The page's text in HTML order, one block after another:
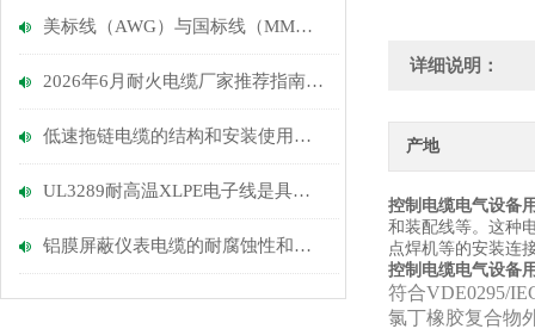
美标线（AWG）与国标线（MM）的换算
2026年6月耐火电缆厂家推荐指南：建筑上耐火电缆，IEC电力电缆，低烟无卤电缆公司优选！
低速拖链电缆的结构和安装使用要求了解一下
UL3289耐高温XLPE电子线是具有出色性能的电线材料
铝膜屏蔽仪表电缆的耐腐蚀性和环境适应能力
详细说明：
产地
控制电缆电气设备
和装配线等。这种
点焊机等的安装连
控制电缆电气设备
符合VDE0295/
氯丁橡胶复合物